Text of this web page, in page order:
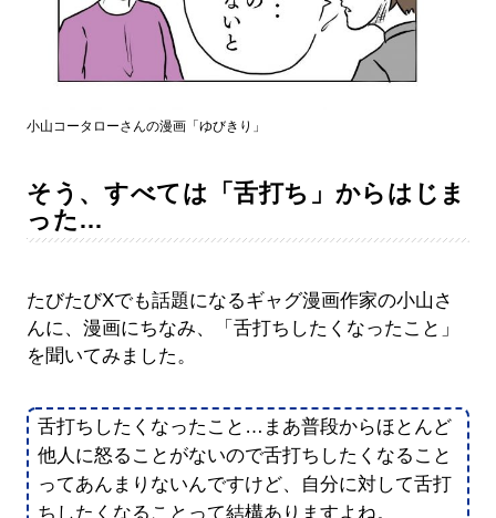
小山コータローさんの漫画「ゆびきり」
そう、すべては「舌打ち」からはじま
った…
たびたびXでも話題になるギャグ漫画作家の小山さ
んに、漫画にちなみ、「舌打ちしたくなったこと」
を聞いてみました。
舌打ちしたくなったこと…まあ普段からほとんど
他人に怒ることがないので舌打ちしたくなること
ってあんまりないんですけど、自分に対して舌打
ちしたくなることって結構ありますよね。